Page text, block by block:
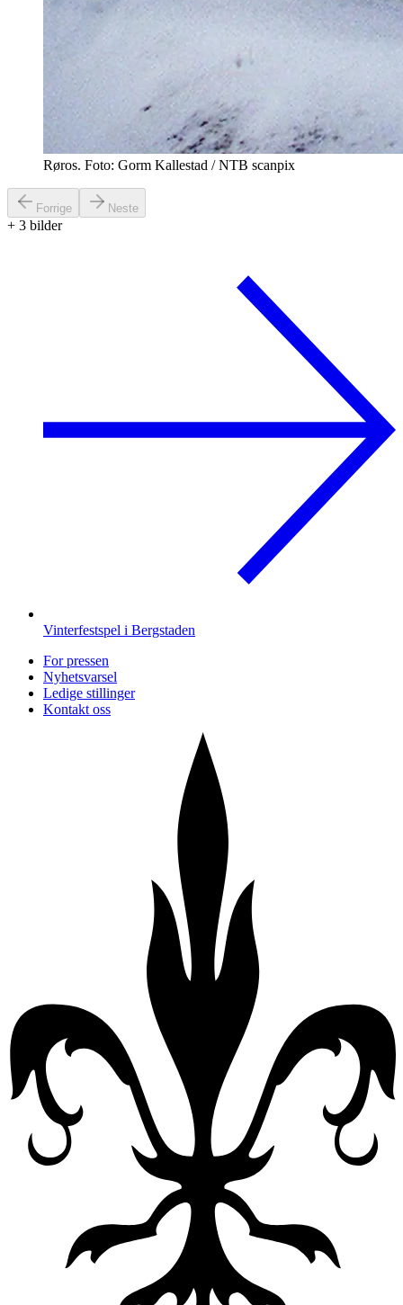
Røros. Foto: Gorm Kallestad / NTB scanpix
Forrige Neste
+ 3 bilder
Vinterfestspel i Bergstaden
For pressen
Nyhetsvarsel
Ledige stillinger
Kontakt oss